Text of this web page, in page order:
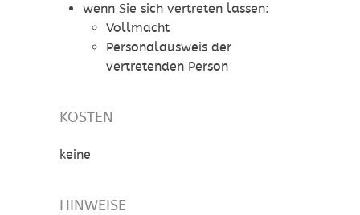
wenn Sie sich vertreten lassen:
Vollmacht
Personalausweis der
vertretenden Person
KOSTEN
keine
HINWEISE